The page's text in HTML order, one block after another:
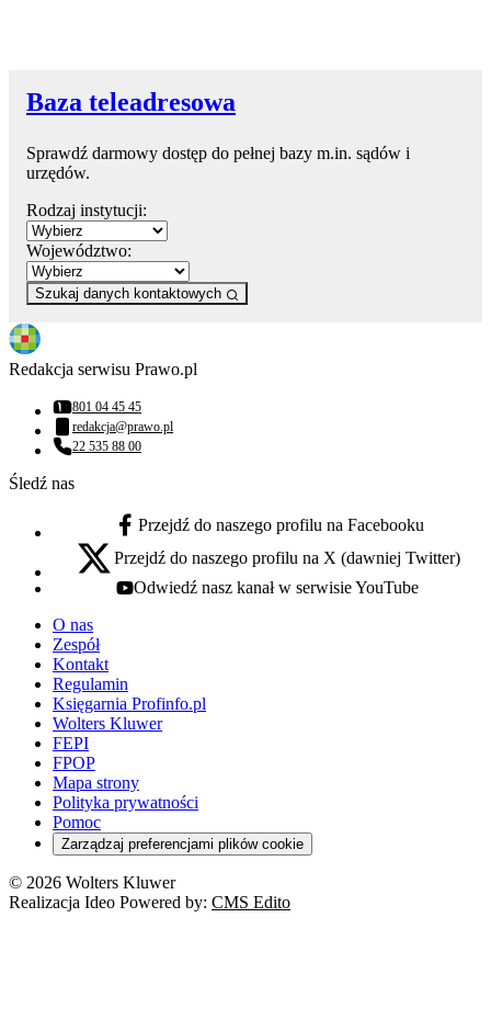
Baza teleadresowa
Sprawdź darmowy dostęp do pełnej bazy m.in. sądów i
urzędów.
Rodzaj instytucji:
Województwo:
Szukaj danych kontaktowych
Redakcja serwisu Prawo.pl
Numer telefonu:
801 04 45 45
Adres email:
redakcja@prawo.pl
Numer telefonu:
22 535 88 00
Śledź nas
facebook - otwiera się w nowej karcie
Przejdź do naszego profilu na Facebooku
x - otwiera się w nowej karcie
Przejdź do naszego profilu na X (dawniej Twitter)
youtube - otwiera się w nowej karcie
Odwiedź nasz kanał w serwisie YouTube
O nas
Zespół
Kontakt
Regulamin
Księgarnia Profinfo.pl
Wolters Kluwer
FEPI
FPOP
Mapa strony
Polityka prywatności
Pomoc
Zarządzaj preferencjami plików cookie
© 2026 Wolters Kluwer
Realizacja Ideo Powered by: CMS Edito